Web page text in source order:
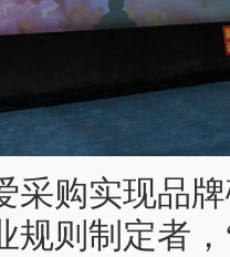
购实现品牌
规则制定者